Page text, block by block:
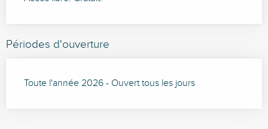
Périodes d'ouverture
Toute l'année 2026 - Ouvert tous les jours